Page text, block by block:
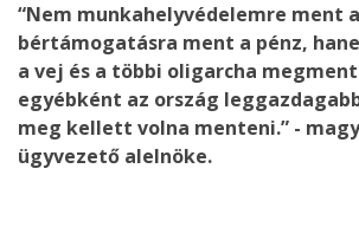
“Nem munkahelyvédelemre ment
bértámogatásra ment a pénz,
a vej és a többi oligarcha
egyébként az ország
meg kellett volna menteni.” -
ügyvezető alelnöke.